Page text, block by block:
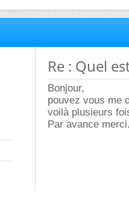
Re : Quel
Bonjour,
pouvez vous me
voilà plusieurs
Par avance merci.